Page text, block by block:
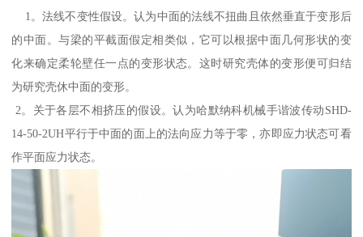
1。法线不变性假设。认为中面的法线不扭曲且依然垂直于变形后
的中面。与梁的平截面假定相类似，它可以根据中面几何形状的变
化来确定柔轮壁任一点的变形状态。这时研究壳体的变形便可归结
为研究壳休中面的变形。
2。关于各层不相挤压的假设。认为哈默纳科机械手谐波传动SHD-
14-50-2UH平行于中面的面上的法向应力等于零，亦即应力状态可看
作平面应力状态。